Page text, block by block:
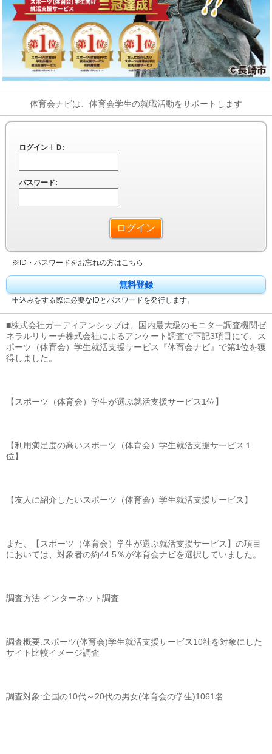
体育会ナビは、体育会学生の就職活動をサポートします
ログインＩＤ:
パスワード:
※ID・パスワードをお忘れの方はこちら
無料登録
申込みをする際に必要なIDとパスワードを発行します。
■株式会社ガーディアンシップは、国内最大級のモニター調査機関ゼ
ネラルリサーチ株式会社によるアンケート調査で下記3項目にて、ス
ポーツ（体育会）学生就活支援サービス『体育会ナビ』で第1位を獲
得しました。
【スポーツ（体育会）学生が選ぶ就活支援サービス1位】
【利用満足度の高いスポーツ（体育会）学生就活支援サービス１
位】
【友人に紹介したいスポーツ（体育会）学生就活支援サービス】
また、【スポーツ（体育会）学生が選ぶ就活支援サービス】の項目
においては、対象者の約44.5％が体育会ナビを選択していました。
調査方法:インターネット調査
調査概要:スポーツ(体育会)学生就活支援サービス10社を対象にした
サイト比較イメージ調査
調査対象:全国の10代～20代の男女(体育会の学生)1061名